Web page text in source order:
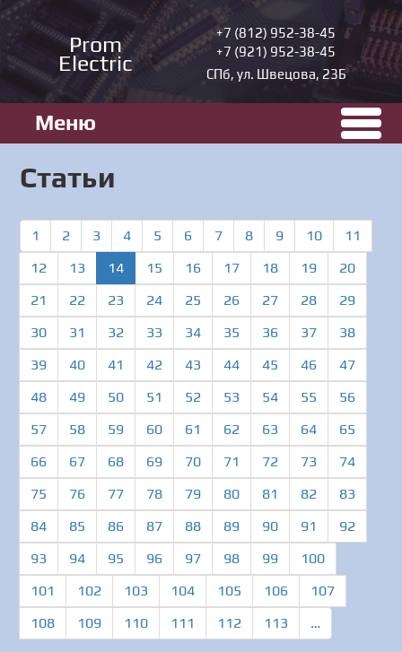
Prom
Electric
+7 (812) 952-38-45
+7 (921) 952-38-45
СПб, ул. Швецова, 23Б
Меню
Статьи
1 2 3 4 5 6 7 8 9 10
11
12
13 14(current)
15 16 17 18 19
20
21
22 23 24 25 26 27 28
29
30
31 32 33 34 35 36 37
38
39
40 41 42 43 44 45 46
47
48
49 50 51 52 53 54 55
56
57
58 59 60 61 62 63 64
65
66
67 68 69 70 71 72 73
74
75
76 77 78 79 80 81 82
83
84
85 86 87 88 89 90 91
92
93
94 95 96 97 98 99
100
101
102 103 104 105 106
107
108
109 110 111 112 113 …